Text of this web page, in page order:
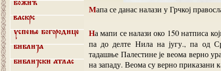
Божић
Васкрс
Успење Богородице
Библија
Библијски атлас
Мапа се данас налази у Грчкој
На мапи се налази око 150 натписа који су обухватили подручје од Тира и Сидона на северу
па до делте Нила на југу., па од
тадашње Палестине је веома верно
на западу. Веома су верно приказани